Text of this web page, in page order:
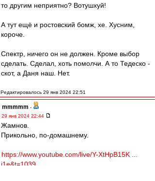
то другим неприятно? Вотушхуй!
А тут ещё и ростовский бомж, хе. Хусним,
короче.
Спектр, ничего он не должен. Кроме выбор
сделать. Сделал, хоть помолчи. А то Тедеско -
скот, а Даня наш. Нет.
Редактировалось 29 янв 2024 22:51
mmmmm -
29 янв 2024 22:44
Жамнов.
Прикольно, по-домашнему.
https://www.youtube.com/live/Y-XtHpB15K ...
i1e&t=1039